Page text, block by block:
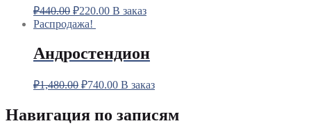
₽440.00 ₽220.00 В заказ
Распродажа!
Андростендион
₽1,480.00 ₽740.00 В заказ
Навигация по записям